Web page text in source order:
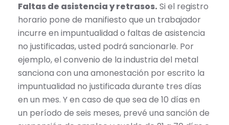
Faltas de asistencia y retrasos. Si el registro
horario pone de manifiesto que un trabajador
incurre en impuntualidad o faltas de asistencia
no justificadas, usted podrá sancionarle. Por
ejemplo, el convenio de la industria del metal
sanciona con una amonestación por escrito la
impuntualidad no justificada durante tres días
en un mes. Y en caso de que sea de 10 días en
un período de seis meses, prevé una sanción de